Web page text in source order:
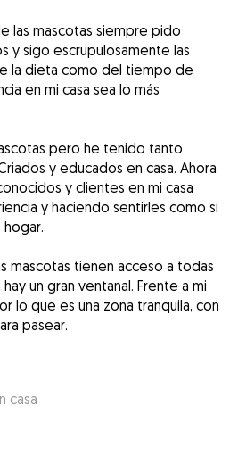
las mascotas siempre pido
y sigo escrupulosamente las
la dieta como del tiempo de
en mi casa sea lo más
pero he tenido tanto
y educados en casa. Ahora
y clientes en mi casa
y haciendo sentirles como si
mascotas tienen acceso a todas
hay un gran ventanal. Frente a mi
lo que es una zona tranquila, con
pasear.
casa